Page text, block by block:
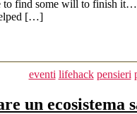
find some will to finish
[…]
eventi lifehack pensieri
un ecosistema